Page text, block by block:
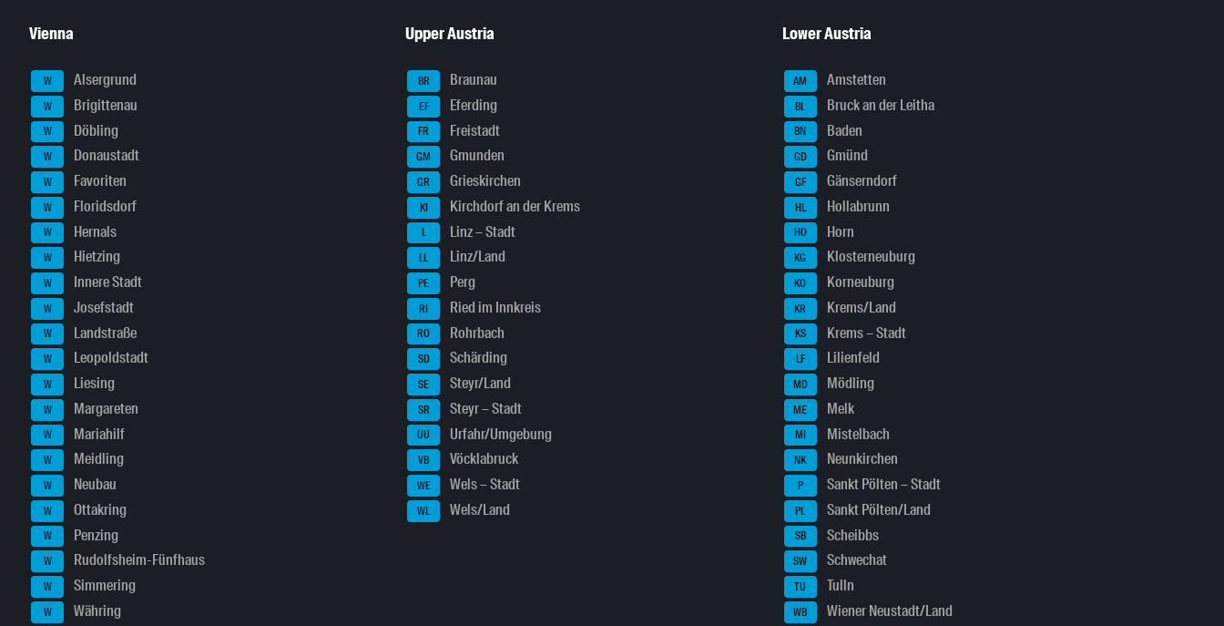
Vienna
W Alsergrund
W Brigittenau
W Döbling
W Donaustadt
W Favoriten
W Floridsdorf
W Hernals
W Hietzing
W Innere Stadt
W Josefstadt
W Landstraße
W Leopoldstadt
W Liesing
W Margareten
W Mariahilf
W Meidling
W Neubau
W Ottakring
W Penzing
W Rudolfsheim-Fünfhaus
W Simmering
W Währing
Upper Austria
BR Braunau
EF Eferding
FR Freistadt
GM Gmunden
GR Grieskirchen
KI Kirchdorf an der Krems
L Linz – Stadt
LL Linz/Land
PE Perg
RI Ried im Innkreis
RO Rohrbach
SD Schärding
SE Steyr/Land
SR Steyr – Stadt
UU Urfahr/Umgebung
VB Vöcklabruck
WE Wels – Stadt
WL Wels/Land
Lower Austria
AM Amstetten
BL Bruck an der Leitha
BN Baden
GD Gmünd
GF Gänserndorf
HL Hollabrunn
HO Horn
KG Klosterneuburg
KO Korneuburg
KR Krems/Land
KS Krems – Stadt
LF Lilienfeld
MD Mödling
ME Melk
MI Mistelbach
NK Neunkirchen
P Sankt Pölten – Stadt
PL Sankt Pölten/Land
SB Scheibbs
SW Schwechat
TU Tulln
WB Wiener Neustadt/Land